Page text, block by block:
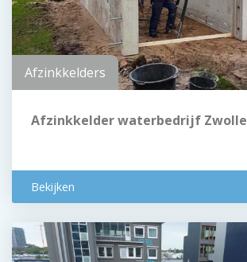
Afzinkkelders
Afzinkkelder waterbedrijf Zwolle
Bekijken